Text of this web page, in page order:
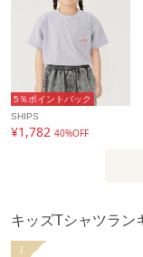
様々なライフスタ
トータルアイテムを
アイテム情報
配送料
性別タイプ
カテゴリ
5％ポイントバック
SHIPS
¥1,782 40%OFF
キッズTシャツラン
1